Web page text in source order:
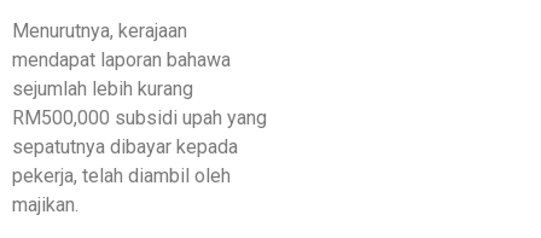
Menurutnya, kerajaan
mendapat laporan bahawa
sejumlah lebih kurang
RM500,000 subsidi upah yang
sepatutnya dibayar kepada
pekerja, telah diambil oleh
majikan.